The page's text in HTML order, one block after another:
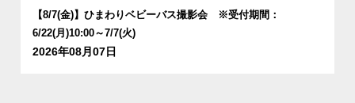
【8/7(金)】ひまわりベビーバス撮影会 ※受付期間：
6/22(月)10:00～7/7(火)
2026年08月07日